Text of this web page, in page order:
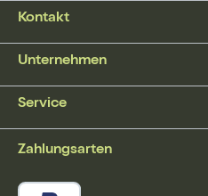
Kontakt
Unternehmen
Service
Zahlungsarten